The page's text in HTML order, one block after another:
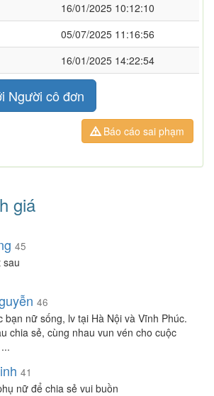
16/01/2025 10:12:10
05/07/2025 11:16:56
16/01/2025 14:22:54
Người cô đơn
Báo cáo sai phạm
giá
45
sau
46
bạn nữ sống, lv tại Hà Nội và Vĩnh Phúc.
chia sẻ, cùng nhau vun vén cho cuộc
41
nữ để chia sẻ vui buồn